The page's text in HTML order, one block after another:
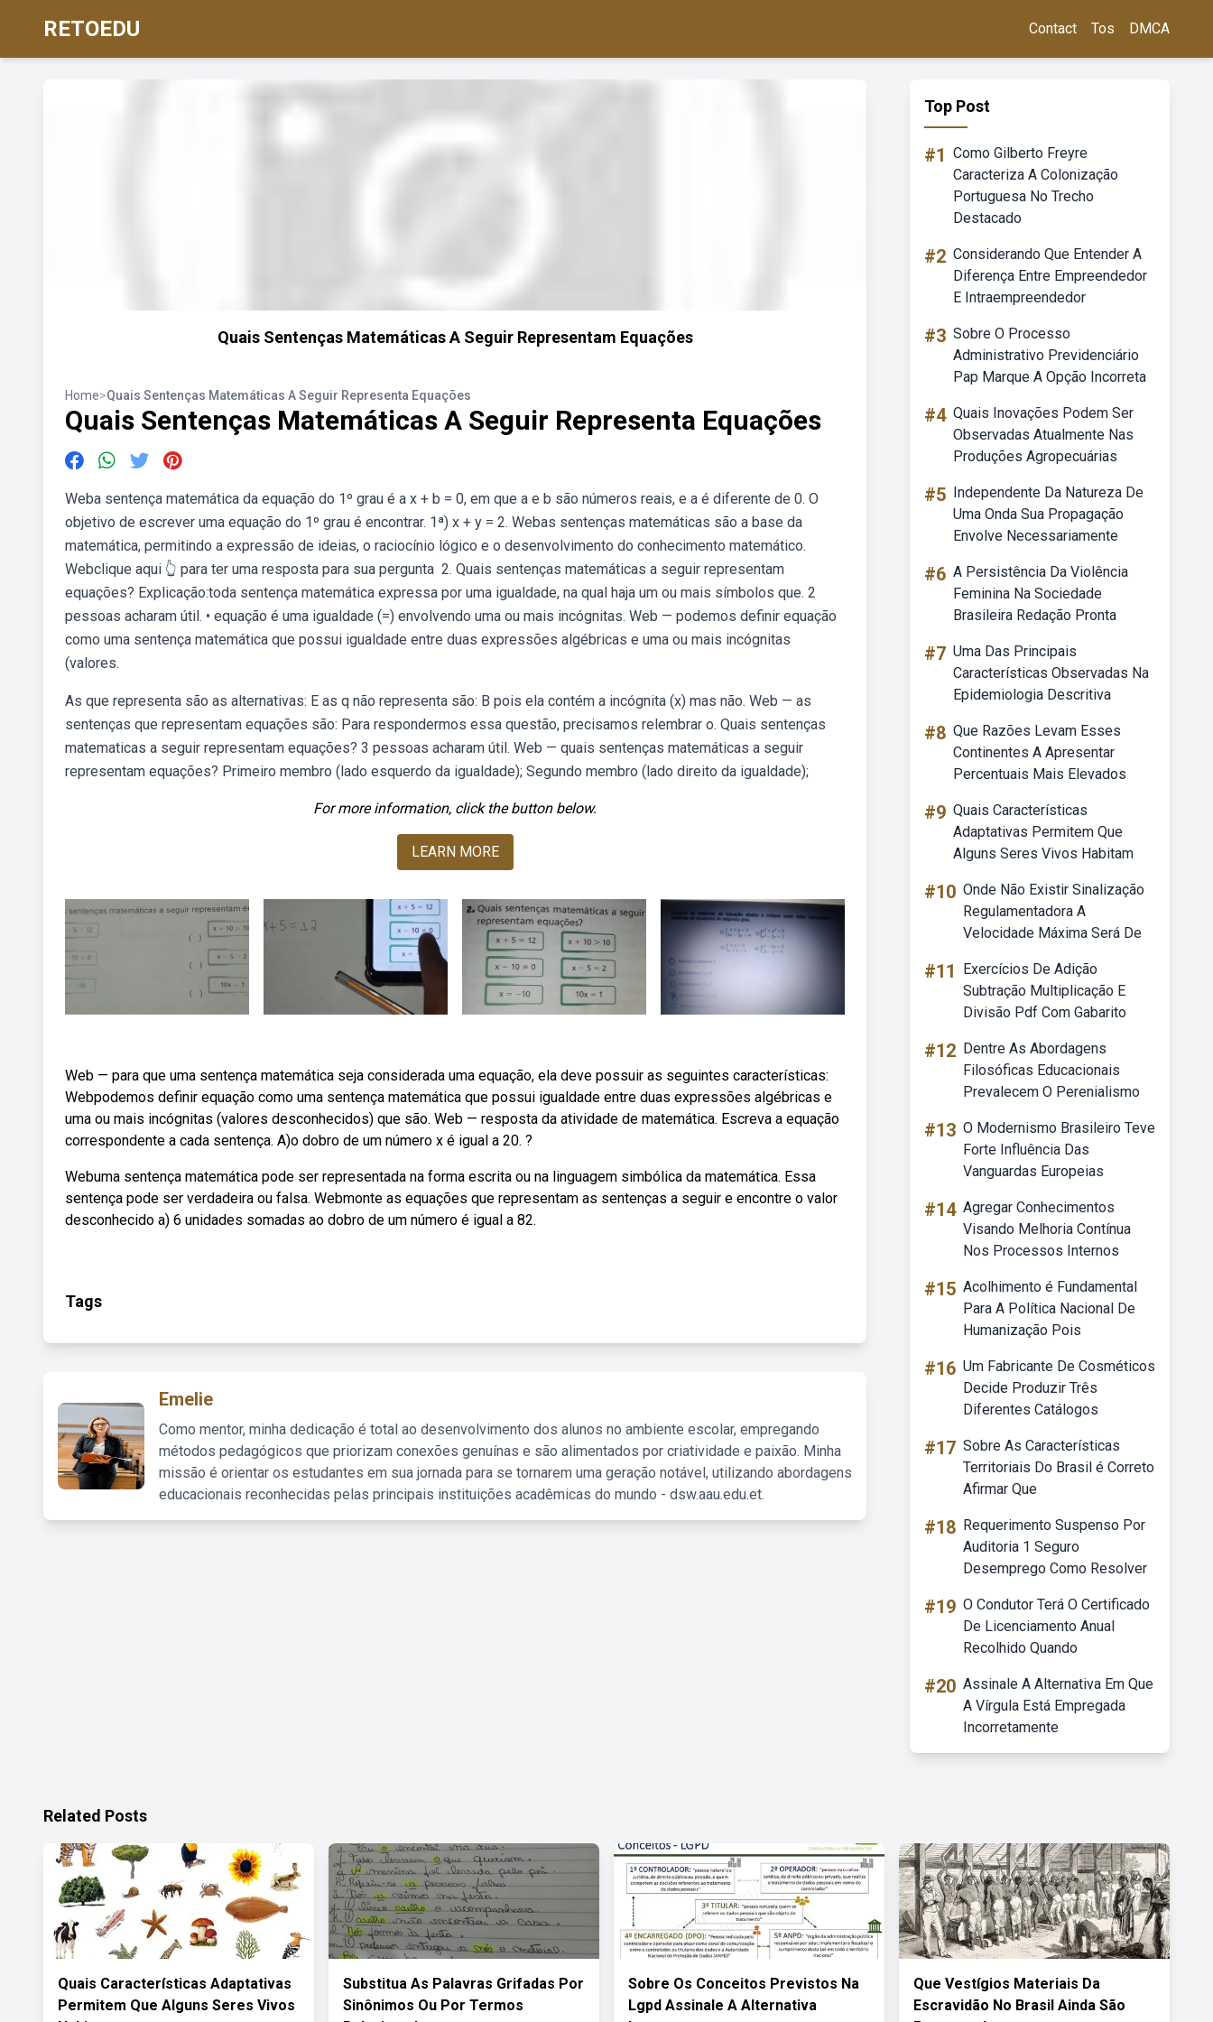
RETOEDU Contact Tos DMCA
Quais Sentenças Matemáticas A Seguir Representam Equações
Home>Quais Sentenças Matemáticas A Seguir Representa Equações
Quais Sentenças Matemáticas A Seguir Representa Equações
Weba sentença matemática da equação do 1º grau é a x + b = 0, em que a e b são números reais, e a é diferente de 0. O
objetivo de escrever uma equação do 1º grau é encontrar. 1ª) x + y = 2. Webas sentenças matemáticas são a base da
matemática, permitindo a expressão de ideias, o raciocínio lógico e o desenvolvimento do conhecimento matemático.
Webclique aqui 👆 para ter uma resposta para sua pergunta ️ 2. Quais sentenças matemáticas a seguir representam
equações? Explicação:toda sentença matemática expressa por uma igualdade, na qual haja um ou mais símbolos que. 2
pessoas acharam útil. • equação é uma igualdade (=) envolvendo uma ou mais incógnitas. Web — podemos definir equação
como uma sentença matemática que possui igualdade entre duas expressões algébricas e uma ou mais incógnitas
(valores.
As que representa são as alternativas: E as q não representa são: B pois ela contém a incógnita (x) mas não. Web — as
sentenças que representam equações são: Para respondermos essa questão, precisamos relembrar o. Quais sentenças
matematicas a seguir representam equações? 3 pessoas acharam útil. Web — quais sentenças matemáticas a seguir
representam equações? Primeiro membro (lado esquerdo da igualdade); Segundo membro (lado direito da igualdade);
For more information, click the button below.
LEARN MORE
Web — para que uma sentença matemática seja considerada uma equação, ela deve possuir as seguintes características:
Webpodemos definir equação como uma sentença matemática que possui igualdade entre duas expressões algébricas e
uma ou mais incógnitas (valores desconhecidos) que são. Web — resposta da atividade de matemática. Escreva a equação
correspondente a cada sentença. A)o dobro de um número x é igual a 20. ?
Webuma sentença matemática pode ser representada na forma escrita ou na linguagem simbólica da matemática. Essa
sentença pode ser verdadeira ou falsa. Webmonte as equações que representam as sentenças a seguir e encontre o valor
desconhecido a) 6 unidades somadas ao dobro de um número é igual a 82.
Tags
Emelie
Como mentor, minha dedicação é total ao desenvolvimento dos alunos no ambiente escolar, empregando
métodos pedagógicos que priorizam conexões genuínas e são alimentados por criatividade e paixão. Minha
missão é orientar os estudantes em sua jornada para se tornarem uma geração notável, utilizando abordagens
educacionais reconhecidas pelas principais instituições acadêmicas do mundo - dsw.aau.edu.et.
Top Post
#1 Como Gilberto Freyre
Caracteriza A Colonização
Portuguesa No Trecho
Destacado
#2 Considerando Que Entender A
Diferença Entre Empreendedor
E Intraempreendedor
#3 Sobre O Processo
Administrativo Previdenciário
Pap Marque A Opção Incorreta
#4 Quais Inovações Podem Ser
Observadas Atualmente Nas
Produções Agropecuárias
#5 Independente Da Natureza De
Uma Onda Sua Propagação
Envolve Necessariamente
#6 A Persistência Da Violência
Feminina Na Sociedade
Brasileira Redação Pronta
#7 Uma Das Principais
Características Observadas Na
Epidemiologia Descritiva
#8 Que Razões Levam Esses
Continentes A Apresentar
Percentuais Mais Elevados
#9 Quais Características
Adaptativas Permitem Que
Alguns Seres Vivos Habitam
#10 Onde Não Existir Sinalização
Regulamentadora A
Velocidade Máxima Será De
#11
Exercícios De Adição
Subtração Multiplicação E
Divisão Pdf Com Gabarito
#12 Dentre As Abordagens
Filosóficas Educacionais
Prevalecem O Perenialismo
#13 O Modernismo Brasileiro Teve
Forte Influência Das
Vanguardas Europeias
#14 Agregar Conhecimentos
Visando Melhoria Contínua
Nos Processos Internos
#15 Acolhimento é Fundamental
Para A Política Nacional De
Humanização Pois
#16 Um Fabricante De Cosméticos
Decide Produzir Três
Diferentes Catálogos
#17 Sobre As Características
Territoriais Do Brasil é Correto
Afirmar Que
#18 Requerimento Suspenso Por
Auditoria 1 Seguro
Desemprego Como Resolver
#19 O Condutor Terá O Certificado
De Licenciamento Anual
Recolhido Quando
#20 Assinale A Alternativa Em Que
A Vírgula Está Empregada
Incorretamente
Related Posts
Quais Características Adaptativas
Permitem Que Alguns Seres Vivos
Substitua As Palavras Grifadas Por
Sinônimos Ou Por Termos
Sobre Os Conceitos Previstos Na
Lgpd Assinale A Alternativa
Que Vestígios Materiais Da
Escravidão No Brasil Ainda São